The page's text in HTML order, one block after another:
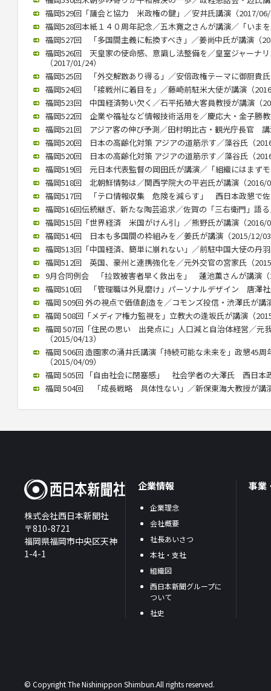
福岡529回「議会と協力 米政権の鍵」／安井氏講演（2017/
福岡528回本紙１４０周年記念／五木寛之さんが講演／「いま
福岡527回 「多国間主義に転換すべき」／姜尚中氏が講演（
福岡526回 天皇家の使命感、意識し法整備を／皇室ジャーナ
（2017/01/24）
福岡525回 「外交解散あり得る」／安倍政権テーマに御厨貴
福岡524回 「接戦州に着目を」／藤崎前駐米大使が講演（
福岡523回 中国経済勢い欠く／石平拓殖大客員教授が講演（
福岡522回 企業や福祉など情報技術活用を／慶応大・金子勝
福岡521回 アジア客の伸び予測／田村明比古・観光庁長官 講
福岡520回 日本の高齢化対策 アジアの道筋示す／藻谷氏（
福岡520回 日本の高齢化対策 アジアの道筋示す／藻谷氏（
福岡519回 元日本代表監督の岡田氏が講演／「組織にはまず
福岡518回 北朝鮮情勢は／関西学院大の平岩氏が講演（2016/
福岡517回 「テロ情報収集 危険を減らす」 西日本政懇で佐
福岡516回伝統継ぎ、新たな陶芸追求／佐賀の「三右衛門」語
福岡515回「世界経済 米国がけん引」／熊野氏が講演（2016/
福岡514回 日本も多国間の枠組みを／姜氏が講演（2015/12/
福岡513回「中国経済、簡単に崩れない」／前駐中国大使の丹
福岡512回 英国、豪州と連携強化を／元外交官の宮家氏（
9月合同例会 「拉致被害者早く救出を」 蓮池薫さんが講演
福岡510回 「管理職は外見磨け」パーソナルデザイン 唐澤
福岡 509回 外の視点で価値創造を／コモンズ投信・渋澤氏が講
福岡 508回「メディア権力監視を」立教大の逢坂氏が講演（
福岡 507回「住民の思い 出発点に」人口減と自治体経営／元
（2015/04/13）
福岡 506回 造園家の涌井氏講演「持続可能な未来を」政懇45
（2015/04/09）
福岡 505回 「自由社会に閉塞感」 社会学者の大澤氏 西日本
福岡 504回 「成長戦略 具体性ない」／新保東海大教授が講
株式会社西日本新聞社
〒810-8721
福岡県福岡市中央区天神
1-4-1
企業情報
企業理念
会社概要
社長あいさつ
本社・支社
組織図
西日本新聞グループに
ついて
社史
事業
© Copyright The Nishinippon Shimbun.All rights reserved.